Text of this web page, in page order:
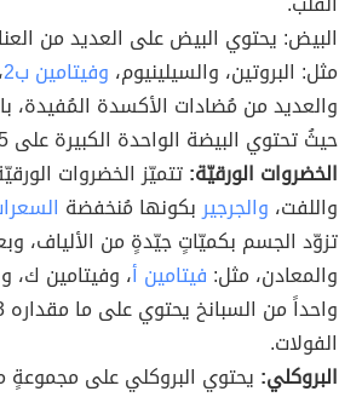
البيض: يحتوي البيض على العديد من
مثل: البروتين، والسيلينيوم، وفيتامين ب2
والعديد من مُضادات الأكسدة المُفيدة،
حيثُ تحتوي البيضة الواحدة الكبيرة على 23.5 ميكروغراماً منه.
الخضروات الورقيّة:تتميّز الخضروات
واللفت، والجرجيربكونها مُنخفضة
تزوّد الجسم بكميّاتٍ جيّدةٍ من الألياف،
والمعادن، مثل: فيتامين أ، وفيتامين ك،
الفولات.
البروكلي: يحتوي البروكلي على مجموعةٍ